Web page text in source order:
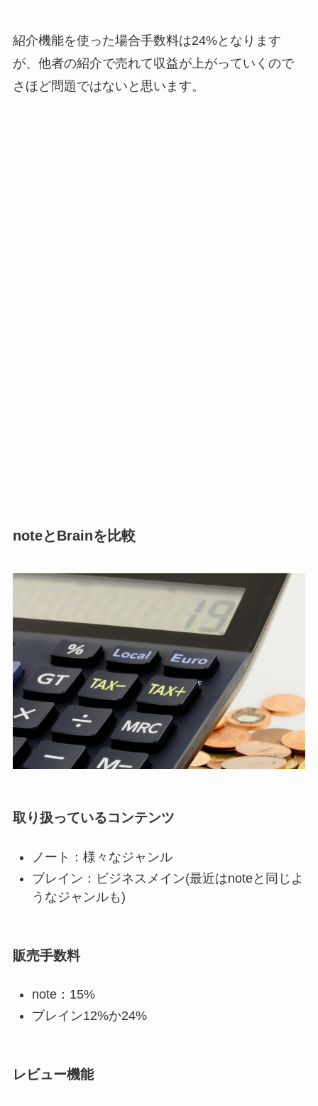
紹介機能を使った場合手数料は24%となります
が、他者の紹介で売れて収益が上がっていくので
さほど問題ではないと思います。
noteとBrainを比較
取り扱っているコンテンツ
ノート：様々なジャンル
ブレイン：ビジネスメイン(最近はnoteと同じよ
うなジャンルも)
販売手数料
note：15%
ブレイン12%か24%
レビュー機能